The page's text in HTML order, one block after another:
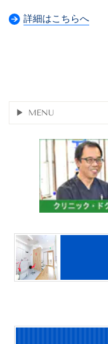
詳細はこちらへ
MENU